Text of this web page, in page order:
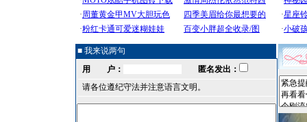
■ 我来说两句
用 户：
匿名发出：
请各位遵纪守法并注意语言文明。